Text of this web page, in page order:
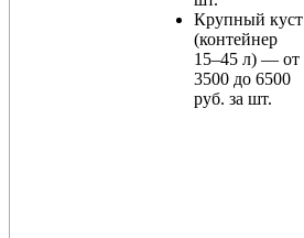
Крупный куст
(контейнер
15–45 л) — от
3500 до 6500
руб. за шт.